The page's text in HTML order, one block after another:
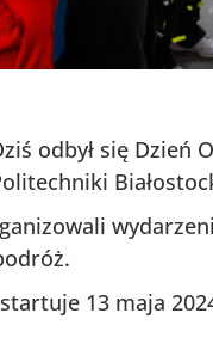
odbył się
13 maja